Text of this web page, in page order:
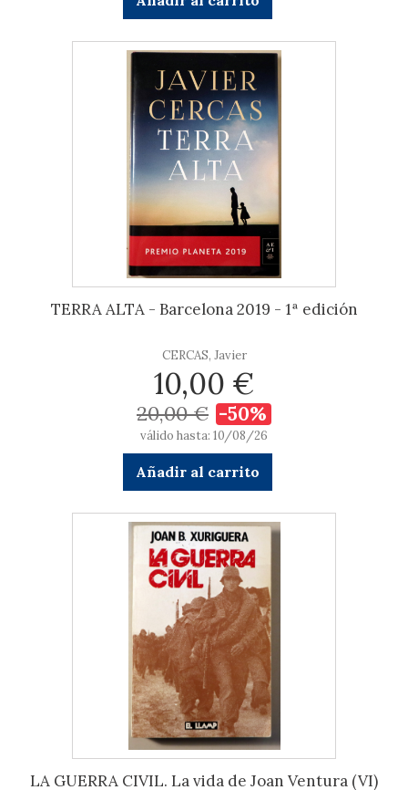
TERRA ALTA - Barcelona 2019 - 1ª edición
CERCAS, Javier
10,00 €
20,00 € -50%
válido hasta: 10/08/26
Añadir al carrito
LA GUERRA CIVIL. La vida de Joan Ventura (VI)